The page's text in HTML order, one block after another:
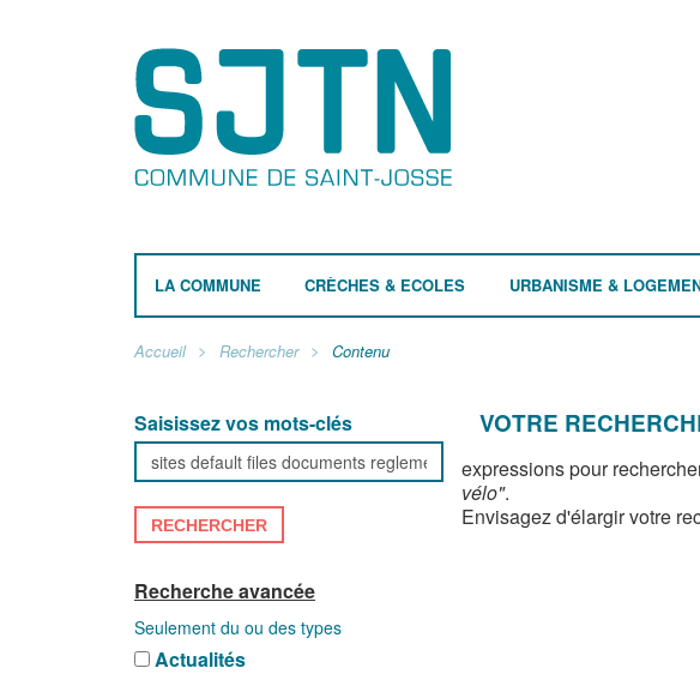
LA COMMUNE CRÈCHES & ECOLES URBANISME &
Accueil Rechercher Contenu
Saisissez vos mots-clés
RECHERCHER
Recherche avancée
Seulement du ou des types
Actualités
VOTRE
expressions pour
vélo".
Envisagez d'élargir votre